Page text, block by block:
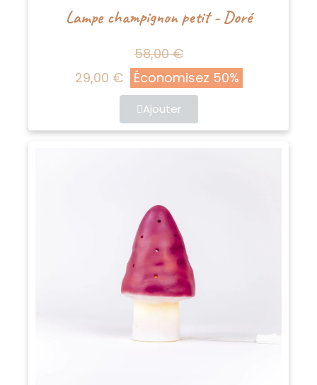
Lampe champignon petit - Doré
58,00 €
29,00 €
Économisez 50%
Ajouter